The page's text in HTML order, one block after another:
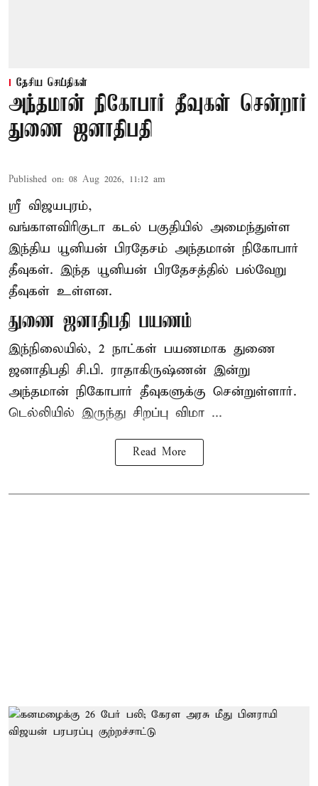
தேசிய செய்திகள்
அந்தமான் நிகோபார் தீவுகள் சென்றார்
துணை ஜனாதிபதி
Published on: 08 Aug 2026, 11:12 am
ஸ்ரீ விஜயபுரம்,
வங்காளவிரிகுடா கடல் பகுதியில் அமைந்துள்ள
இந்திய யூனியன் பிரதேசம் அந்தமான் நிகோபார்
தீவுகள். இந்த யூனியன் பிரதேசத்தில் பல்வேறு
தீவுகள் உள்ளன.
துணை ஜனாதிபதி பயணம்
இந்நிலையில், 2 நாட்கள் பயணமாக துணை
ஜனாதிபதி சி.பி. ராதாகிருஷ்ணன் இன்று
அந்தமான் நிகோபார் தீவுகளுக்கு சென்றுள்ளார்.
டெல்லியில் இருந்து சிறப்பு விமா ...
Read More